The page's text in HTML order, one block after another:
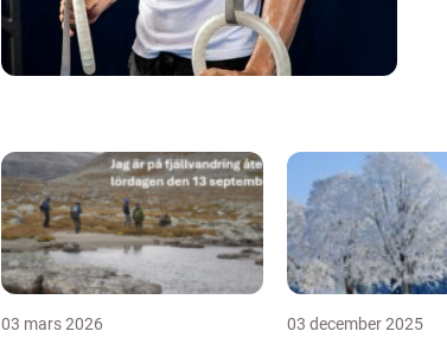
03 mars 2026 03 december 2025